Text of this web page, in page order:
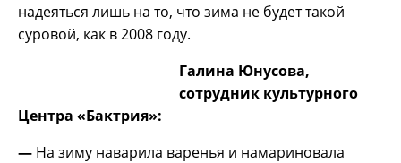
надеяться лишь на то, что зима не будет такой
суровой, как в 2008 году.
Галина Юнусова,
сотрудник культурного
Центра «Бактрия»:
— На зиму наварила варенья и намариновала